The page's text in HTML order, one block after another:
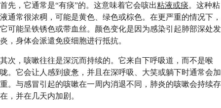
首先，它通常是“有痰”的。这意味着它会咳出粘液或痰。这种粘
液通常很浓稠，可能是黄色、绿色或棕色。在更严重的情况下，
它可能呈铁锈色或带血丝。颜色变化是因为感染引起肺部深处发
炎，身体会派遣免疫细胞进行抵抗。
其次，咳嗽往往是深沉而持续的。它来自下呼吸道，而不是喉
咙。它会让人感到疲惫，并且在深呼吸、大笑或躺下时通常会加
重。与感冒引起的咳嗽在一周内消退不同，肺炎的咳嗽会持续存
在，并在几天内加剧。